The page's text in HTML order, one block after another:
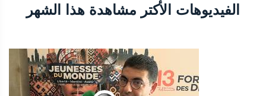
الفيديوهات الأكتر مشاهدة هذا الشهر